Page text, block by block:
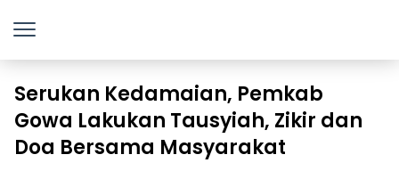
Serukan Kedamaian, Pemkab
Gowa Lakukan Tausyiah, Zikir dan
Doa Bersama Masyarakat